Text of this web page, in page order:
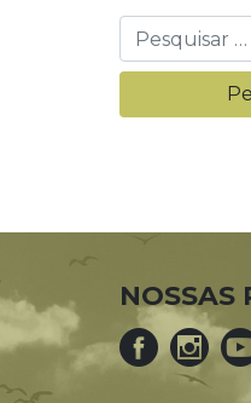
NOSSAS